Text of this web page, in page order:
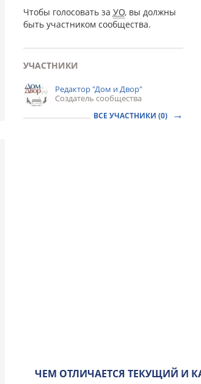
Чтобы голосовать за УО, вы должны
быть участником сообщества.
УЧАСТНИКИ
Редактор "Дом и Двор"
Создатель сообщества
ВСЕ УЧАСТНИКИ (0)
ЧЕМ ОТЛИЧАЕТСЯ ТЕКУЩИЙ И